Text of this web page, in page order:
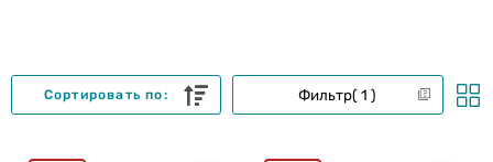
Фильтр 1
Сортировать по: